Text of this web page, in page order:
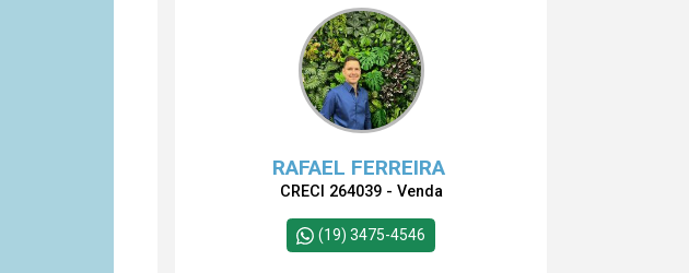
RAFAEL FERREIRA
CRECI 264039 - Venda
(19) 3475-4546